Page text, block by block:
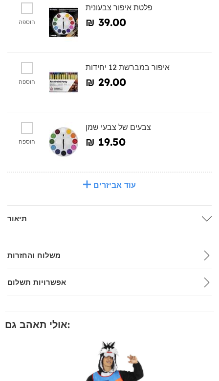
הוספה
פלטת איפור צבעונית
₪‎ 39.00
הוספה
איפור במברשת 12 יחידות
₪‎ 29.00
הוספה
צבעים של צבעי שמן
₪‎ 19.50
עוד אביזרים
תיאור
משלוח והחזרות
אפשרויות תשלום
אולי תאהב גם: